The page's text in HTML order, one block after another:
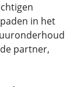
in het
partner,